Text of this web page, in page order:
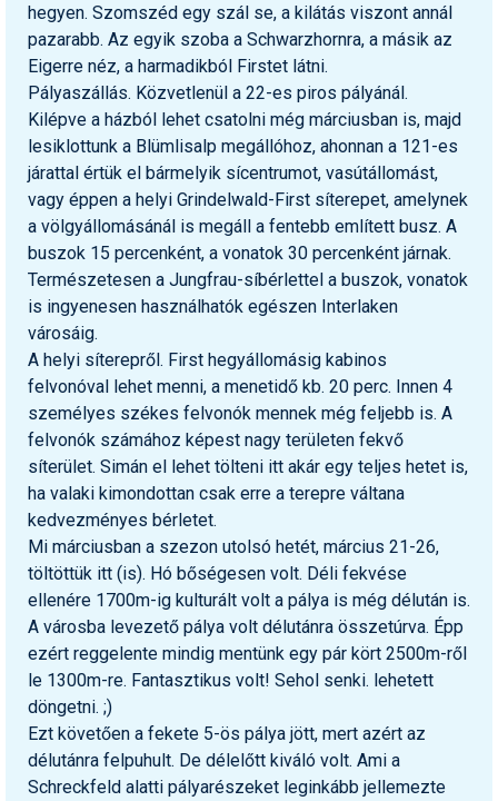
Utazási tippek
Védőfelszerelés
Wellness
hegyen. Szomszéd egy szál se, a kilátás viszont annál
pazarabb. Az egyik szoba a Schwarzhornra, a másik az
Eigerre néz, a harmadikból Firstet látni.
Pályaszállás. Közvetlenül a 22-es piros pályánál.
Kilépve a házból lehet csatolni még márciusban is, majd
lesiklottunk a Blümlisalp megállóhoz, ahonnan a 121-es
járattal értük el bármelyik sícentrumot, vasútállomást,
vagy éppen a helyi Grindelwald-First síterepet, amelynek
a völgyállomásánál is megáll a fentebb említett busz. A
buszok 15 percenként, a vonatok 30 percenként járnak.
Természetesen a Jungfrau-síbérlettel a buszok, vonatok
is ingyenesen használhatók egészen Interlaken
városáig.
A helyi síterepről. First hegyállomásig kabinos
felvonóval lehet menni, a menetidő kb. 20 perc. Innen 4
személyes székes felvonók mennek még feljebb is. A
felvonók számához képest nagy területen fekvő
síterület. Simán el lehet tölteni itt akár egy teljes hetet is,
ha valaki kimondottan csak erre a terepre váltana
kedvezményes bérletet.
Mi márciusban a szezon utolsó hetét, március 21-26,
töltöttük itt (is). Hó bőségesen volt. Déli fekvése
ellenére 1700m-ig kulturált volt a pálya is még délután is.
A városba levezető pálya volt délutánra összetúrva. Épp
ezért reggelente mindig mentünk egy pár kört 2500m-ről
le 1300m-re. Fantasztikus volt! Sehol senki. lehetett
döngetni. ;)
Ezt követően a fekete 5-ös pálya jött, mert azért az
délutánra felpuhult. De délelőtt kiváló volt. Ami a
Schreckfeld alatti pályarészeket leginkább jellemezte